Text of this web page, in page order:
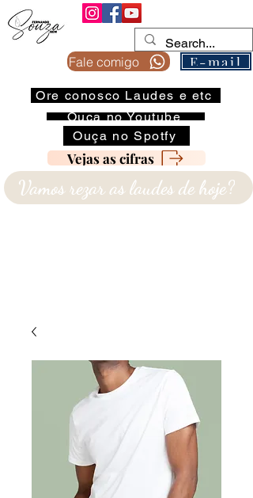
Fale comigo E-mail
Ore conosco Laudes e etc
Ouça no Youtube
Ouça no Spotfy
Vejas as cifras
Vamos rezar as laudes de hoje?